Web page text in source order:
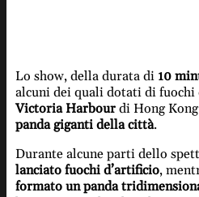
Lo show, della durata di 10
alcuni dei quali dotati di fuochi
Victoria Harbourdi Hong
panda giganti della città.
Durante alcune parti dello
lanciato fuochi d’artificio,
formato un panda